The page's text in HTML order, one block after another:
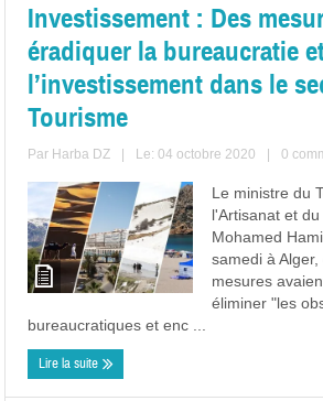
Investissement : Des
éradiquer la bureaucratie
l’investissement dans le
Tourisme
Par Harba DZ Le: 04 octobre 2020 0
Le ministre du
l'Artisanat et du
Mohamed
samedi à
mesures
éliminer "les
bureaucratiques et enc ...
Lire la suite